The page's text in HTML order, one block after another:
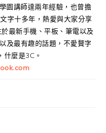
園講師達兩年經驗，也曾擔
字十多年，熱愛與大家分享
最新手機、平板、筆電以及
及最有趣的話題，不愛贅字
什麼是3C。